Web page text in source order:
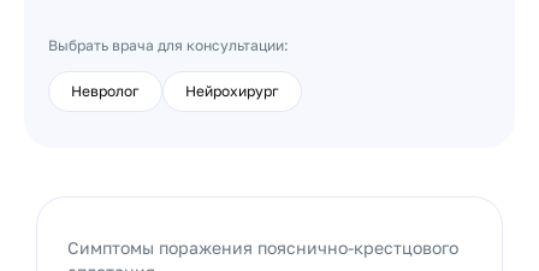
Выбрать врача для консультации:
Невролог Нейрохирург
Симптомы поражения пояснично-крестцового